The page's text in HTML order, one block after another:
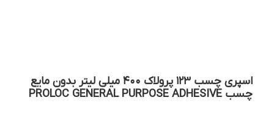
اسپری چسب 123 پرولاک 400 میلی لیتر بدون مایع
چسب PROLOC GENERAL PURPOSE ADHESIVE